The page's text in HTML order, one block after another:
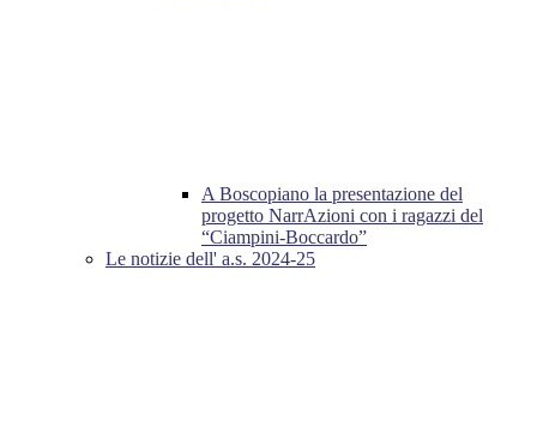
A Boscopiano la presentazione del
progetto NarrAzioni con i ragazzi del
“Ciampini-Boccardo”
Le notizie dell' a.s. 2024-25